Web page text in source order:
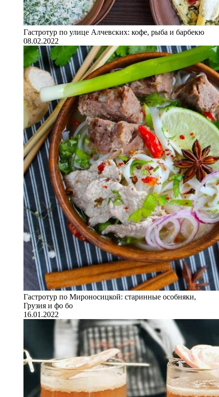
Гастротур по улице Алчевских: кофе, рыба и барбекю
08.02.2022
Гастротур по Мироносицкой: старинные особняки,
Грузия и фо бо
16.01.2022